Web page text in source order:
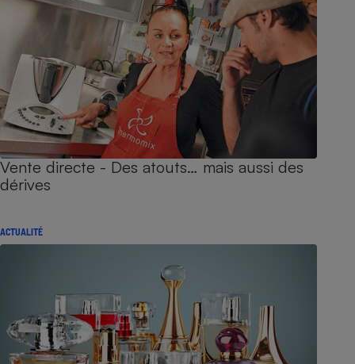
Vente directe - Des atouts… mais aussi des
dérives
ACTUALITÉ